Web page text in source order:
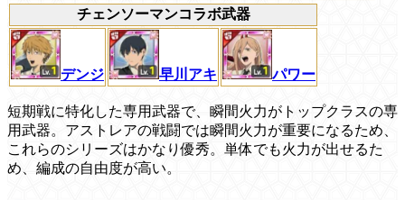
チェンソーマンコラボ武器
デンジ 早川アキ パワー
短期戦に特化した専用武器で、瞬間火力がトップクラスの専
用武器。アストレアの戦闘では瞬間火力が重要になるため、
これらのシリーズはかなり優秀。単体でも火力が出せるた
め、編成の自由度が高い。